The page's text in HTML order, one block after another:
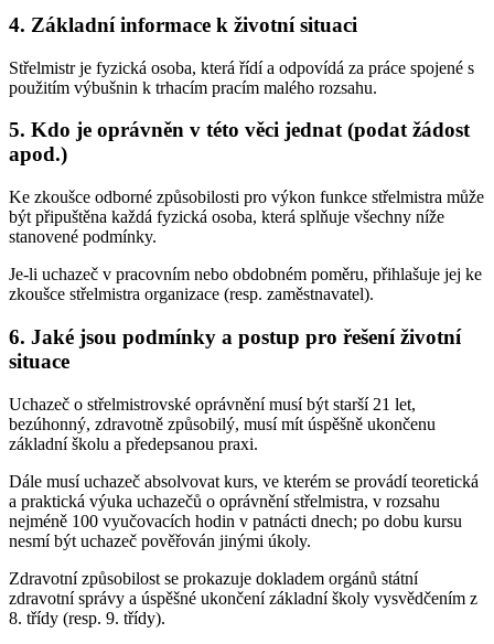
4. Základní informace k životní situaci
Střelmistr je fyzická osoba, která řídí a odpovídá za práce spojené s
použitím výbušnin k trhacím pracím malého rozsahu.
5. Kdo je oprávněn v této věci jednat (podat žádost
apod.)
Ke zkoušce odborné způsobilosti pro výkon funkce střelmistra může
být připuštěna každá fyzická osoba, která splňuje všechny níže
stanovené podmínky.
Je-li uchazeč v pracovním nebo obdobném poměru, přihlašuje jej ke
zkoušce střelmistra organizace (resp. zaměstnavatel).
6. Jaké jsou podmínky a postup pro řešení životní
situace
Uchazeč o střelmistrovské oprávnění musí být starší 21 let,
bezúhonný, zdravotně způsobilý, musí mít úspěšně ukončenu
základní školu a předepsanou praxi.
Dále musí uchazeč absolvovat kurs, ve kterém se provádí teoretická
a praktická výuka uchazečů o oprávnění střelmistra, v rozsahu
nejméně 100 vyučovacích hodin v patnácti dnech; po dobu kursu
nesmí být uchazeč pověřován jinými úkoly.
Zdravotní způsobilost se prokazuje dokladem orgánů státní
zdravotní správy a úspěšné ukončení základní školy vysvědčením z
8. třídy (resp. 9. třídy).